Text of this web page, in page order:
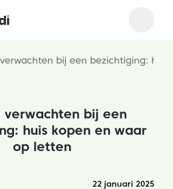
bij een bezichtiging:
verwachten bij een
huis kopen en waar
op letten
22 januari 2025